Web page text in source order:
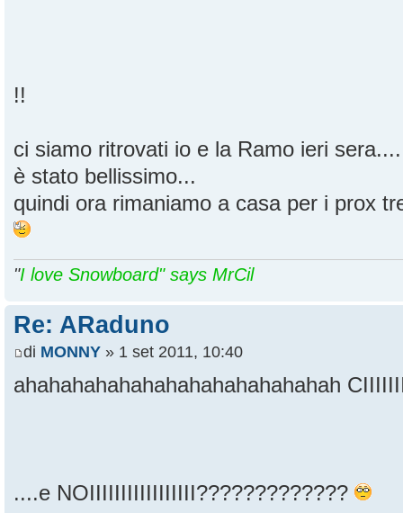
!!
ci siamo ritrovati io e la Ramo ieri sera....
è stato bellissimo...
quindi ora rimaniamo a casa per i prox
"I love Snowboard" says MrCil
Re: ARaduno
di MONNY » 1 set 2011, 10:40
ahahahahahahahahahahahahahah
....e NOIIIIIIIIIIIIIIIII?????????????